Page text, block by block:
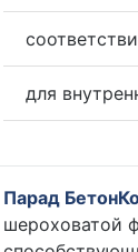
для
Парад
шероховатой